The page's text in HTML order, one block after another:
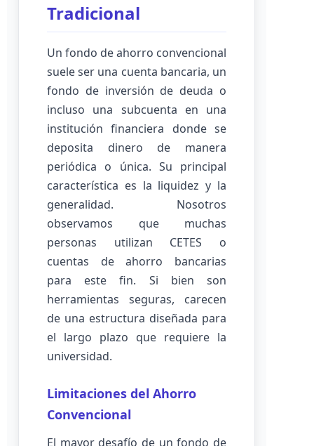
Tradicional
Un fondo de ahorro convencional
suele ser una cuenta bancaria, un
fondo de inversión de deuda o
incluso una subcuenta en una
institución financiera donde se
deposita dinero de manera
periódica o única. Su principal
característica es la liquidez y la
generalidad. Nosotros
observamos que muchas
personas utilizan CETES o
cuentas de ahorro bancarias
para este fin. Si bien son
herramientas seguras, carecen
de una estructura diseñada para
el largo plazo que requiere la
universidad.
Limitaciones del Ahorro
Convencional
El mayor desafío de un fondo de